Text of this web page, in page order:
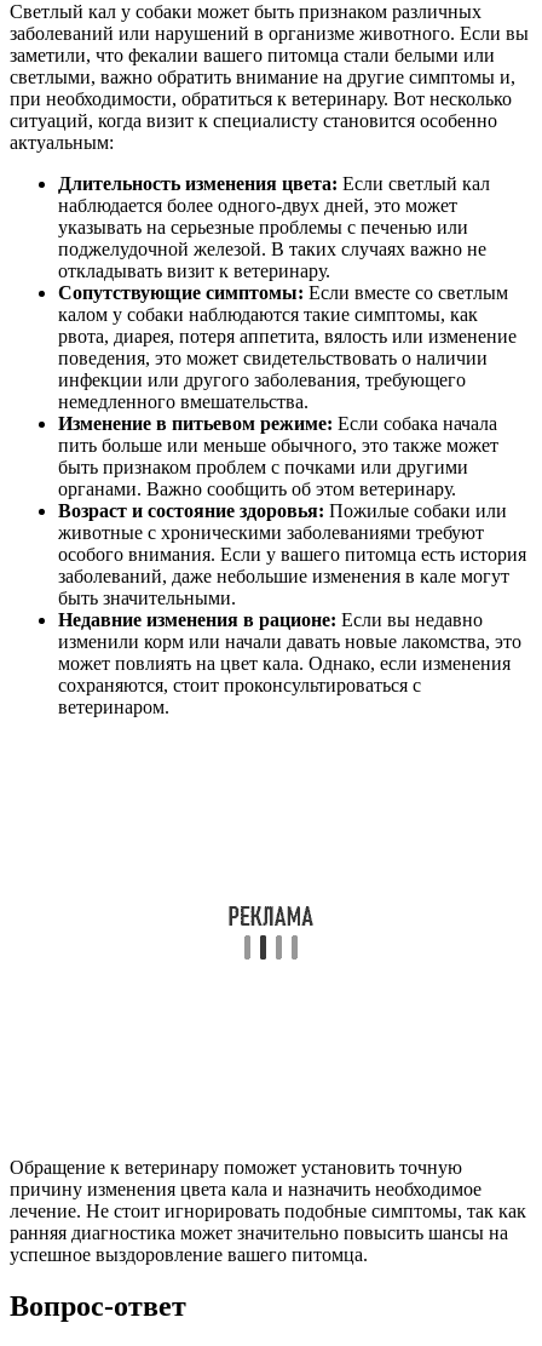
Светлый кал у собаки может быть признаком различных
заболеваний или нарушений в организме животного. Если вы
заметили, что фекалии вашего питомца стали белыми или
светлыми, важно обратить внимание на другие симптомы и,
при необходимости, обратиться к ветеринару. Вот несколько
ситуаций, когда визит к специалисту становится особенно
актуальным:
Длительность изменения цвета: Если светлый кал
наблюдается более одного-двух дней, это может
указывать на серьезные проблемы с печенью или
поджелудочной железой. В таких случаях важно не
откладывать визит к ветеринару.
Сопутствующие симптомы: Если вместе со светлым
калом у собаки наблюдаются такие симптомы, как
рвота, диарея, потеря аппетита, вялость или изменение
поведения, это может свидетельствовать о наличии
инфекции или другого заболевания, требующего
немедленного вмешательства.
Изменение в питьевом режиме: Если собака начала
пить больше или меньше обычного, это также может
быть признаком проблем с почками или другими
органами. Важно сообщить об этом ветеринару.
Возраст и состояние здоровья: Пожилые собаки или
животные с хроническими заболеваниями требуют
особого внимания. Если у вашего питомца есть история
заболеваний, даже небольшие изменения в кале могут
быть значительными.
Недавние изменения в рационе: Если вы недавно
изменили корм или начали давать новые лакомства, это
может повлиять на цвет кала. Однако, если изменения
сохраняются, стоит проконсультироваться с
ветеринаром.
Обращение к ветеринару поможет установить точную
причину изменения цвета кала и назначить необходимое
лечение. Не стоит игнорировать подобные симптомы, так как
ранняя диагностика может значительно повысить шансы на
успешное выздоровление вашего питомца.
Вопрос-ответ